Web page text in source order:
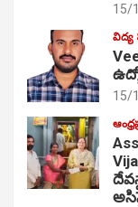
15/
విద్య
15/